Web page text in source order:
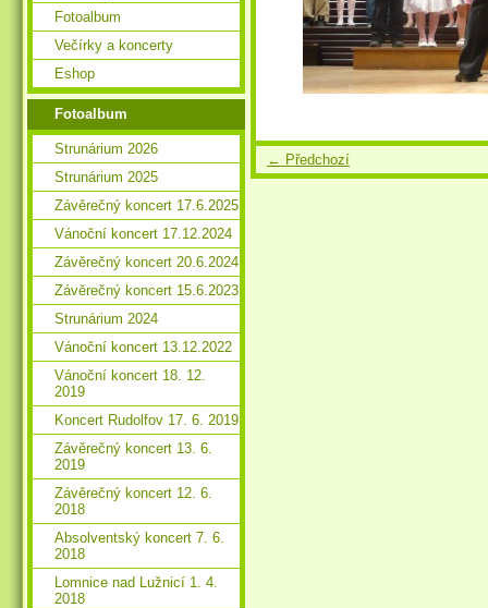
← Předchozí
Fotoalbum
Večírky a koncerty
Eshop
Fotoalbum
Strunárium 2026
Strunárium 2025
Závěrečný koncert 17.6.2025
Vánoční koncert 17.12.2024
Závěrečný koncert 20.6.2024
Závěrečný koncert 15.6.2023
Strunárium 2024
Vánoční koncert 13.12.2022
Vánoční koncert 18. 12.
2019
Koncert Rudolfov 17. 6. 2019
Závěrečný koncert 13. 6.
2019
Závěrečný koncert 12. 6.
2018
Absolventský koncert 7. 6.
2018
Lomnice nad Lužnicí 1. 4.
2018